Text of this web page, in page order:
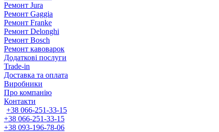
Ремонт Jura
Ремонт Gaggia
Ремонт Franke
Ремонт Delonghi
Ремонт Bosch
Ремонт кавоварок
Додаткові послуги
Trade-in
Доставка та оплата
Виробники
Про компанію
Контакти
+38 066-251-33-15
+38 066-251-33-15
+38 093-196-78-06